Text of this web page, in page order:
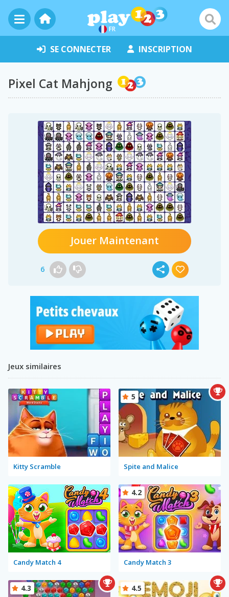
FR
SE CONNECTER INSCRIPTION
Pixel Cat Mahjong
Jouer Maintenant
6
Jeux similaires
Kitty Scramble Spite and Malice
5
Candy Match 4 Candy Match 3
4.2
4.3 4.5